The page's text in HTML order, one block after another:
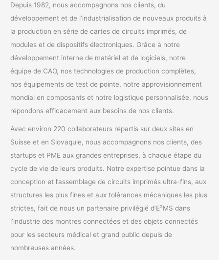
Depuis 1982, nous accompagnons nos clients, du
développement et de l’industrialisation de nouveaux produits à
la production en série de cartes de circuits imprimés, de
modules et de dispositifs électroniques. Grâce à notre
développement interne de matériel et de logiciels, notre
équipe de CAO, nos technologies de production complètes,
nos équipements de test de pointe, notre approvisionnement
mondial en composants et notre logistique personnalisée, nous
répondons efficacement aux besoins de nos clients.
Avec environ 220 collaborateurs répartis sur deux sites en
Suisse et en Slovaquie, nous accompagnons nos clients, des
startups et PME aux grandes entreprises, à chaque étape du
cycle de vie de leurs produits. Notre expertise pointue dans la
conception et l’assemblage de circuits imprimés ultra-fins, aux
structures les plus fines et aux tolérances mécaniques les plus
strictes, fait de nous un partenaire privilégié d’E²MS dans
l’industrie des montres connectées et des objets connectés
pour les secteurs médical et grand public depuis de
nombreuses années.